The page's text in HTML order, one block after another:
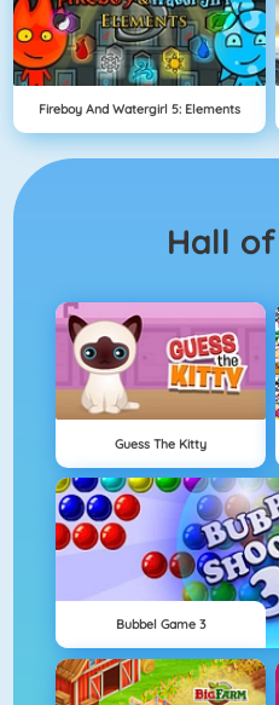
Fireboy And Watergirl 5: Elements
Hall of
Guess The Kitty
Bubbel Game 3